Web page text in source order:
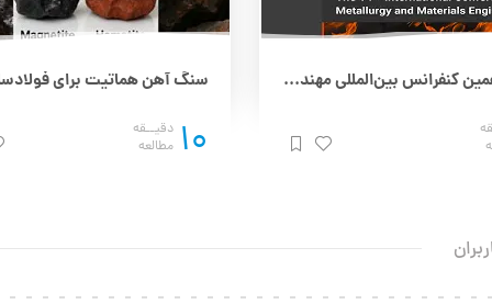
چهاردهمین کنفرانس بین‌المللی مهندسی مواد و متالورژی (IMAT 2025) – 25 و 26 آذر
10 دقیــقه
مطالعه